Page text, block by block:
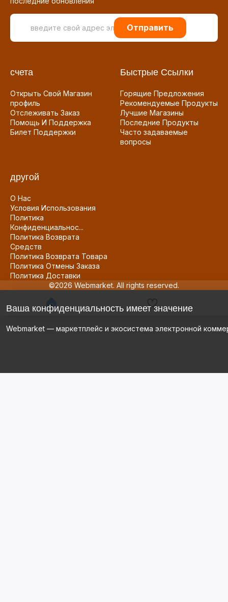
Отправить
счета
Открыть Свой Магазин
профиль
Отслеживать Заказ
Помощь И Поддержка
Билет Поддержки
Быстрые Ссылки
Горящие Предложения
Рекомендуемые Продукты
Лучшие Магазины
Последние Продукты
Часто задаваемые
вопросы
другой
О Нас
Условия Использования
Политика
Конфиденциальнос...
Политика Возврата
Средств
Политика Возврата Товара
Политика Отмены Заказа
Политика Доставки
©2026 Webmarket. All rights reserved.
Ваша конфиденциальность имеет значение
Webmarket — маркетплейс и экосистема электронной